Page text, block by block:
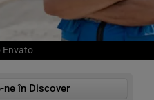
Envato
ne în Discover